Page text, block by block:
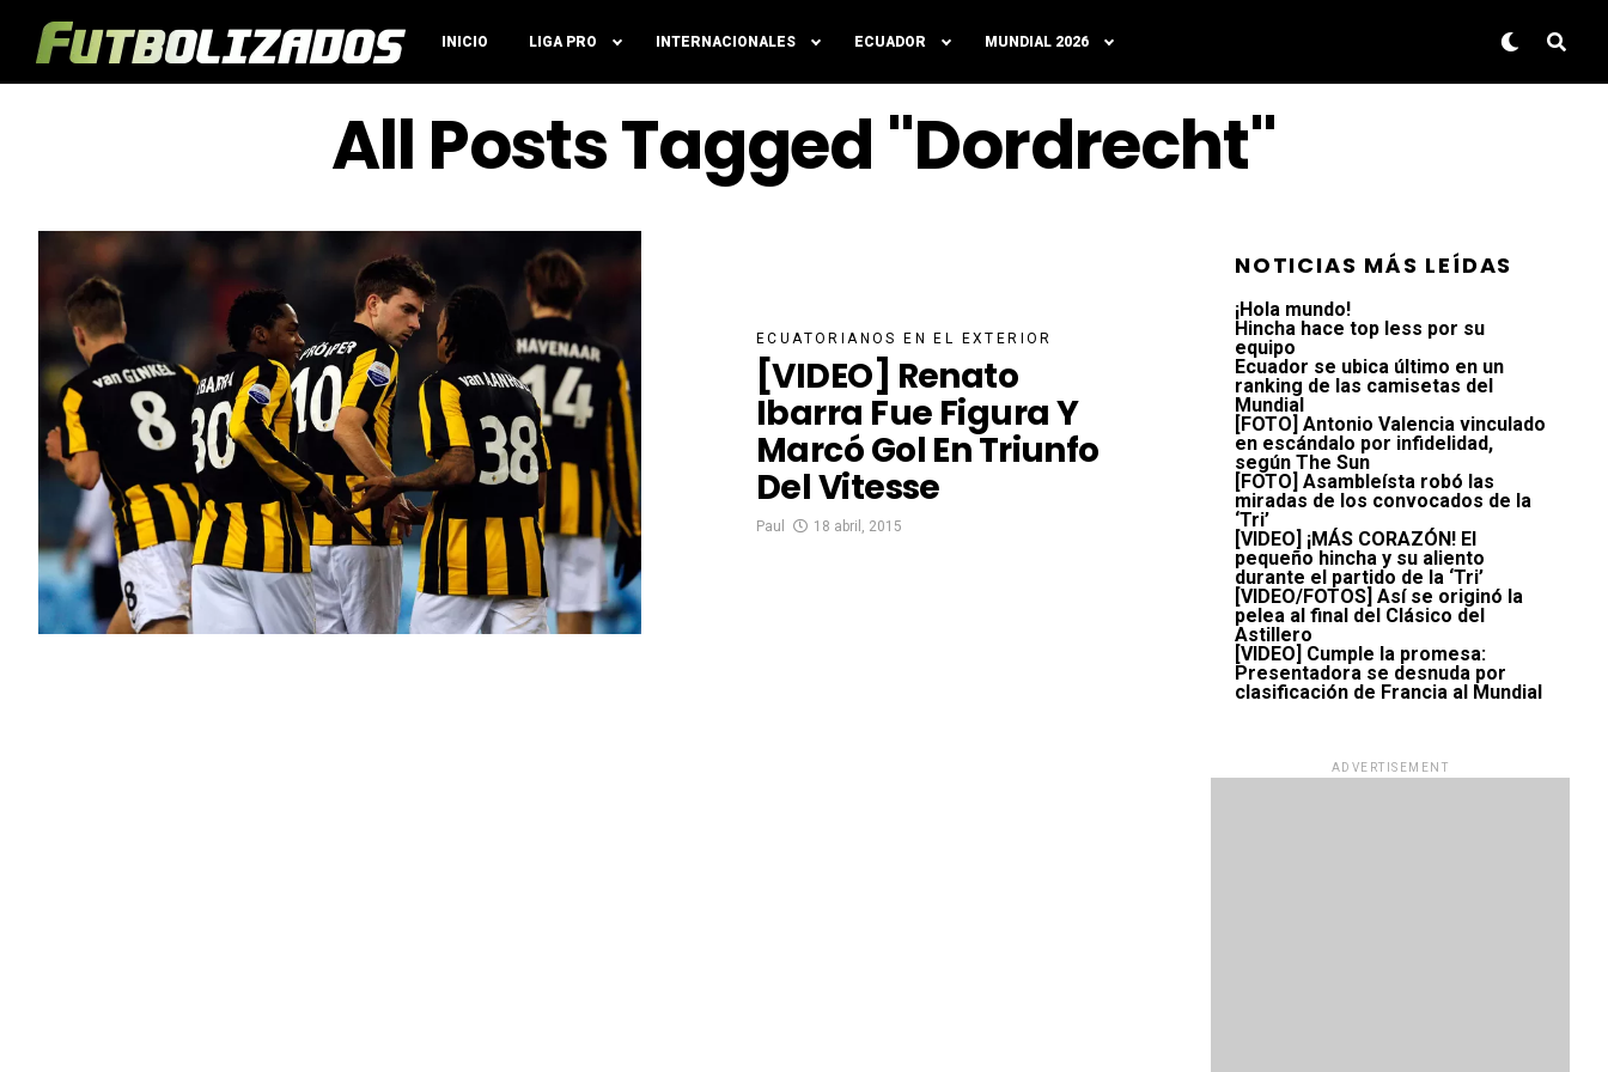
INICIO LIGA PRO INTERNACIONALES ECUADOR MUNDIAL 2026
All Posts Tagged "Dordrecht"
ECUATORIANOS EN EL EXTERIOR
[VIDEO] Renato
Ibarra Fue Figura Y
Marcó Gol En Triunfo
Del Vitesse
Paul 18 abril, 2015
NOTICIAS MÁS LEÍDAS
¡Hola mundo!
Hincha hace top less por su
equipo
Ecuador se ubica último en un
ranking de las camisetas del
Mundial
[FOTO] Antonio Valencia vinculado
en escándalo por infidelidad,
según The Sun
[FOTO] Asambleísta robó las
miradas de los convocados de la
‘Tri’
[VIDEO] ¡MÁS CORAZÓN! El
pequeño hincha y su aliento
durante el partido de la ‘Tri’
[VIDEO/FOTOS] Así se originó la
pelea al final del Clásico del
Astillero
[VIDEO] Cumple la promesa:
Presentadora se desnuda por
clasificación de Francia al Mundial
ADVERTISEMENT